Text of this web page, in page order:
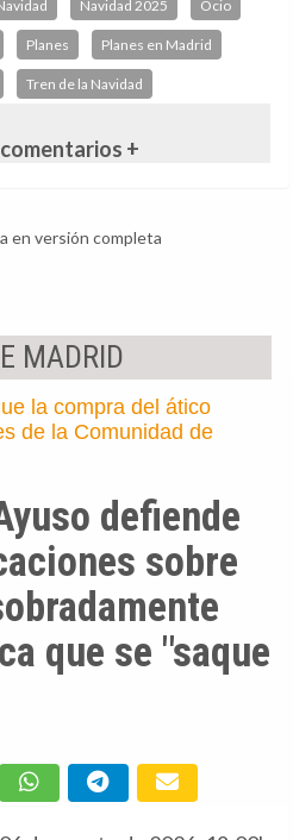
Navidad 2025 Ocio
Planes Planes en Madrid
Tren de la Navidad
+
en versión completa
MADRID
la compra del ático
de la Comunidad de
defiende
sobre
que se "saque